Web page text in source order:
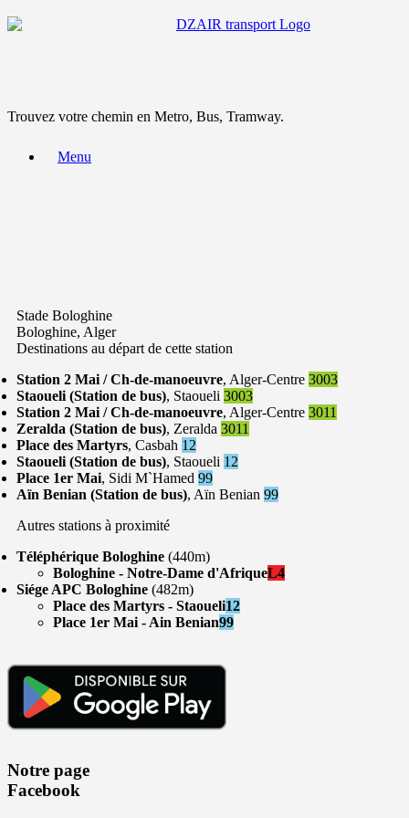
Trouvez votre chemin en Metro, Bus, Tramway.
Menu
Stade Bologhine
Bologhine, Alger
Destinations au départ de cette station
Station 2 Mai / Ch-de-manoeuvre, Alger-Centre 3003
Staoueli (Station de bus), Staoueli 3003
Station 2 Mai / Ch-de-manoeuvre, Alger-Centre 3011
Zeralda (Station de bus), Zeralda 3011
Place des Martyrs, Casbah 12
Staoueli (Station de bus), Staoueli 12
Place 1er Mai, Sidi M`Hamed 99
Aïn Benian (Station de bus), Aïn Benian 99
Autres stations à proximité
Téléphérique Bologhine (440m)
Bologhine - Notre-Dame d'AfriqueL4
Siége APC Bologhine (482m)
Place des Martyrs - Staoueli12
Place 1er Mai - Ain Benian99
Notre page
Facebook